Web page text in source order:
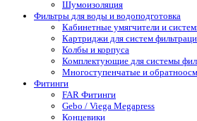
Шумоизоляция
Фильтры для воды и водоподготовка
Кабинетные умягчители и
Картриджи для систем
Колбы и корпуса
Комплектующие для системы
Многоступенчатые и
Фитинги
FAR Фитинги
Gebo / Viega Megapress
Концевики